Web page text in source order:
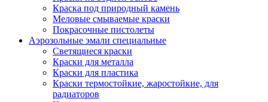
Краска под природный камень
Меловые смываемые краски
Покрасочные пистолеты
Аэрозольные эмали специальные
Светящиеся краски
Краски для металла
Краски для пластика
Краски термостойкие, жаростойкие, для
радиаторов